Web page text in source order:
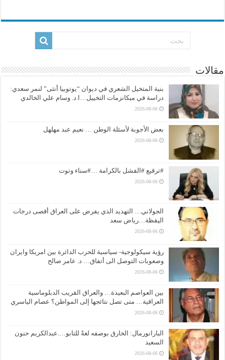
مقالات
بنية المتخيل الشعري في ديوان “يوتوبيا أنثى” لنمر سعدي:
دراسة في ميكانزمات التخييل…ا.د. وسام علي الخالدي
2026-08-06
بعض الأجوبة لأسئلة الوطن … نعيم عبد مهلهل
2026-08-06
#ترقيع #الفشل بالكرامة …#سناء وتوت
2026-08-06
الجولاني… التهديد الذي يفرض على العراق أقصى درجات
اليقظة…رياض سعد
2026-08-06
رؤية سيكولوجية- سياسية للحرب الدائرة بين امريكا وايران
وصعوبات التوصل الى أتفاق… د. عامر صالح
2026-08-06
بين العواصم البعيدة… والعراق القريب الدبلوماسية
العراقية… متى تصل نتائجها إلى المواطن؟ عصام الياسري
2026-08-06
البارانورمال: الخارق بوصفه لغةً للتابو….عبدالكريم حنون
السعيد
2026-08-06